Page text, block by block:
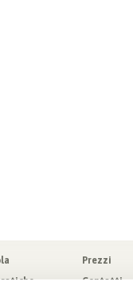
Prezzi